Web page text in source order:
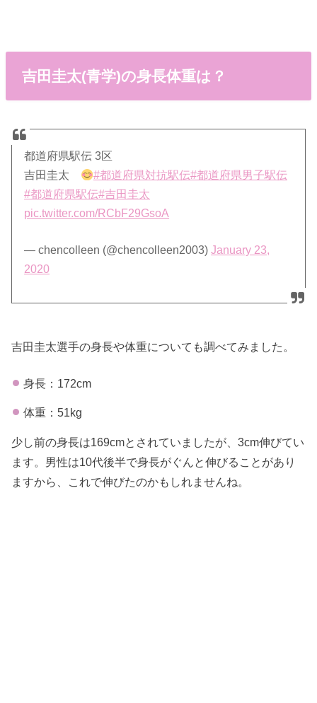
吉田圭太(青学)の身長体重は？
都道府県駅伝 3区
吉田圭太
#都道府県対抗駅伝#都道府県男子駅伝
#都道府県駅伝#吉田圭太
pic.twitter.com/RCbF29GsoA
— chencolleen (@chencolleen2003)January 23,
2020
吉田圭太選手の身長や体重についても調べてみました。
身長：172cm
体重：51kg
少し前の身長は169cmとされていましたが、3cm伸びてい
ます。男性は10代後半で身長がぐんと伸びることがあり
ますから、これで伸びたのかもしれませんね。